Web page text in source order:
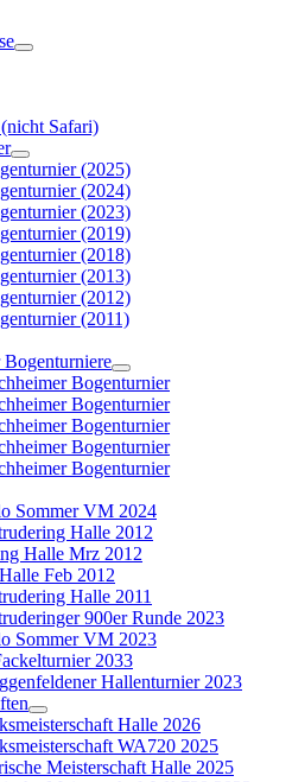
Safari)
(2025)
(2024)
(2023)
(2019)
(2018)
(2013)
(2012)
(2011)
Bogenturnier
Bogenturnier
Bogenturnier
Bogenturnier
Bogenturnier
Sommer VM 2024
Halle 2012
Halle Mrz 2012
Feb 2012
Halle 2011
900er Runde 2023
Sommer VM 2023
2033
Hallenturnier 2023
Halle 2026
WA720 2025
Meisterschaft Halle 2025